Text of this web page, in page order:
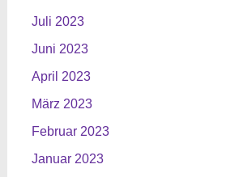
Juli 2023
Juni 2023
April 2023
März 2023
Februar 2023
Januar 2023